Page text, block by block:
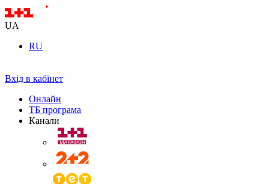
UA
RU
Вхід в кабінет
Онлайн
ТБ програма
Канали